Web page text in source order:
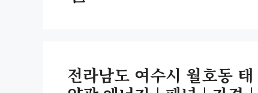
전라남도 여수시 월호동 태